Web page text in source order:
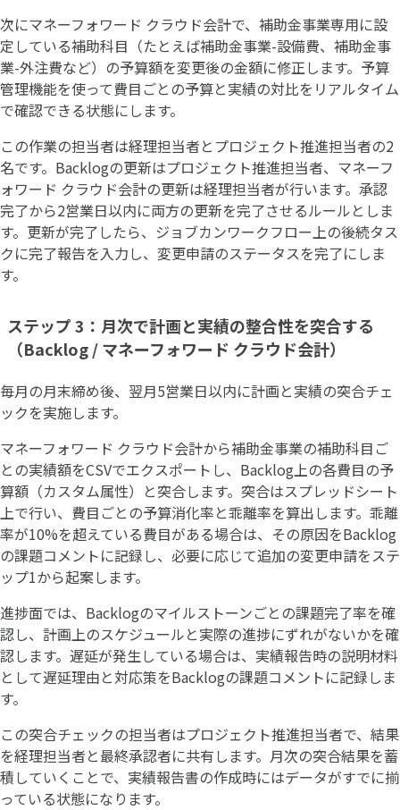
次にマネーフォワード クラウド会計で、補助金事業専用に設
定している補助科目（たとえば補助金事業-設備費、補助金事
業-外注費など）の予算額を変更後の金額に修正します。予算
管理機能を使って費目ごとの予算と実績の対比をリアルタイム
で確認できる状態にします。
この作業の担当者は経理担当者とプロジェクト推進担当者の2
名です。Backlogの更新はプロジェクト推進担当者、マネーフ
ォワード クラウド会計の更新は経理担当者が行います。承認
完了から2営業日以内に両方の更新を完了させるルールとしま
す。更新が完了したら、ジョブカンワークフロー上の後続タス
クに完了報告を入力し、変更申請のステータスを完了にしま
す。
ステップ 3：月次で計画と実績の整合性を突合する
（Backlog / マネーフォワード クラウド会計）
毎月の月末締め後、翌月5営業日以内に計画と実績の突合チェ
ックを実施します。
マネーフォワード クラウド会計から補助金事業の補助科目ご
との実績額をCSVでエクスポートし、Backlog上の各費目の予
算額（カスタム属性）と突合します。突合はスプレッドシート
上で行い、費目ごとの予算消化率と乖離率を算出します。乖離
率が10%を超えている費目がある場合は、その原因をBacklog
の課題コメントに記録し、必要に応じて追加の変更申請をステ
ップ1から起案します。
進捗面では、Backlogのマイルストーンごとの課題完了率を確
認し、計画上のスケジュールと実際の進捗にずれがないかを確
認します。遅延が発生している場合は、実績報告時の説明材料
として遅延理由と対応策をBacklogの課題コメントに記録しま
す。
この突合チェックの担当者はプロジェクト推進担当者で、結果
を経理担当者と最終承認者に共有します。月次の突合結果を蓄
積していくことで、実績報告書の作成時にはデータがすでに揃
っている状態になります。